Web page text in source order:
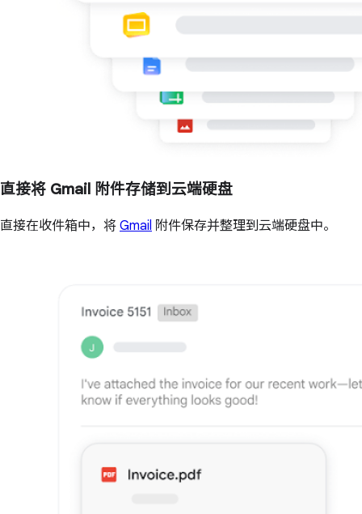
直接将 Gmail 附件存储到云端硬盘
直接在收件箱中，将 Gmail 附件保存并整理到云端硬盘中。